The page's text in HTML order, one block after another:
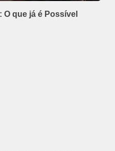
que já é Possível